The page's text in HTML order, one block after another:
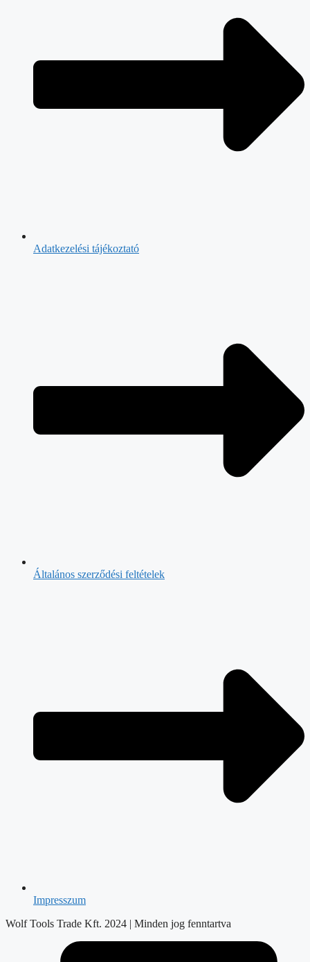
Adatkezelési tájékoztató
Általános szerződési feltételek
Impresszum
Wolf Tools Trade Kft. 2024 | Minden jog fenntartva